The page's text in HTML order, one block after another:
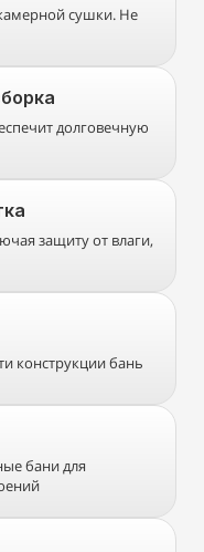
сушки. Не
долговечную
защиту от влаги,
конструкции бань
бани для